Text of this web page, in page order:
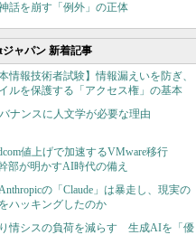
話を崩す「例外」の正体
ジャパン 新着記事
本情報技術者試験】情報漏えいを防ぎ、
ルを保護する「アクセス権」の基本
ナンスに人文学が必要な理由
値上げで加速するVMware移行
部が明かすAI時代の備え
の「Claude」は暴走し、現実の
ハッキングしたのか
情シスの負荷を減らす 生成AIを「優